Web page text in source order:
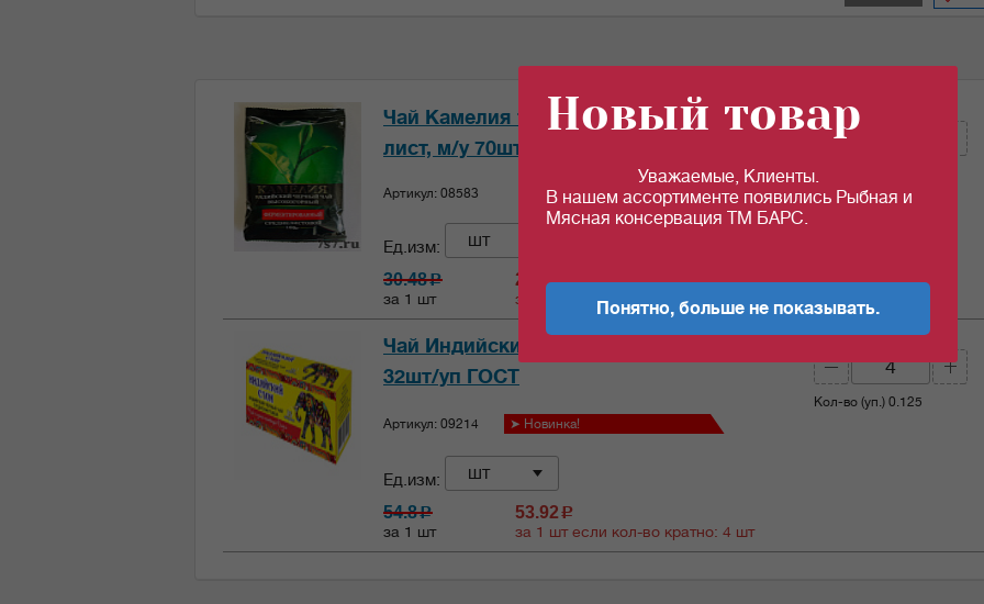
Чай Камелия 100 гр черный Средний
лист, м/у 70шт/уп ГОСТ
Артикул: 08583
Ед.изм: шт
30.48c
за 1 шт
29.99
за 1 шт если кол-во кратно: 5 шт
Кол-во (шт):
Кол-во (уп.)
Чай Индийский Слон 25 пак*2 гр черный
32шт/уп ГОСТ
Артикул: 09214 ➤ Новинка!
Ед.изм: шт
54.8c
за 1 шт
53.92 c
за 1 шт если кол-во кратно: 4 шт
Кол-во (шт):
Кол-во (уп.) 0.125
Новый товар
Уважаемые, Клиенты.
В нашем ассортименте появились Рыбная и
Мясная консервация ТМ БАРС.
Понятно, больше не показывать.